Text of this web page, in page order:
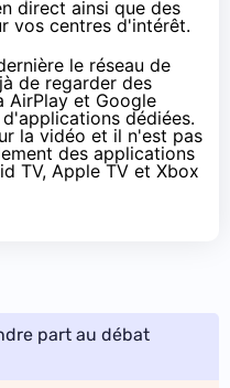
direct ainsi que des
vos centres d'intérêt.
le réseau de
de regarder des
AirPlay et Google
dédiées.
la vidéo et il n'est pas
des applications
TV, Apple TV et Xbox
part au débat